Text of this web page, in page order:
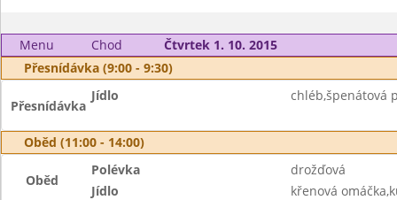
Menu Chod
Čtvrtek 1. 10. 2015
Přesnídávka (9:00 - 9:30)
Přesnídávka
Jídlo chléb,špenátová
Oběd (11:00 - 14:00)
Oběd
Polévka
drožďová
Jídlo
křenová